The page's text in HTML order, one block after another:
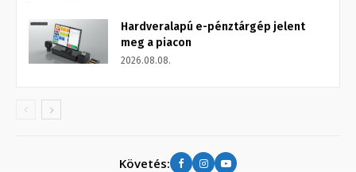
Hardveralapú e-pénztárgép jelent
meg a piacon
2026.08.08.
Követés: